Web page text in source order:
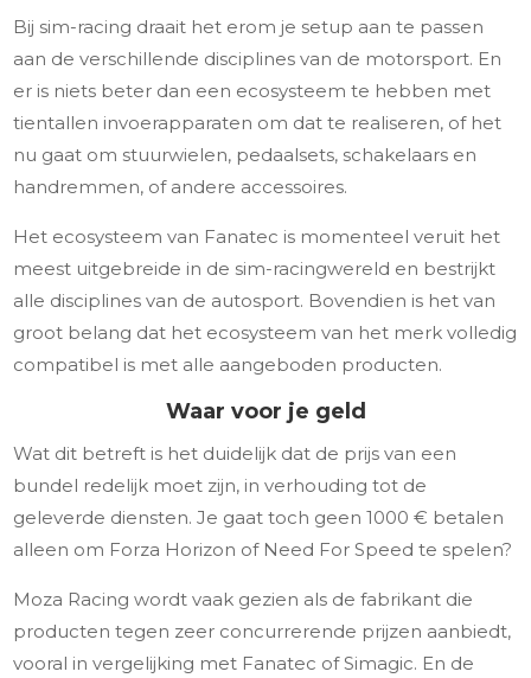
Bij sim-racing draait het erom je setup aan te passen
aan de verschillende disciplines van de motorsport. En
er is niets beter dan een ecosysteem te hebben met
tientallen invoerapparaten om dat te realiseren, of het
nu gaat om stuurwielen, pedaalsets, schakelaars en
handremmen, of andere accessoires.
Het ecosysteem van Fanatec is momenteel veruit het
meest uitgebreide in de sim-racingwereld en bestrijkt
alle disciplines van de autosport. Bovendien is het van
groot belang dat het ecosysteem van het merk volledig
compatibel is met alle aangeboden producten.
Waar voor je geld
Wat dit betreft is het duidelijk dat de prijs van een
bundel redelijk moet zijn, in verhouding tot de
geleverde diensten. Je gaat toch geen 1000 € betalen
alleen om Forza Horizon of Need For Speed te spelen?
Moza Racing wordt vaak gezien als de fabrikant die
producten tegen zeer concurrerende prijzen aanbiedt,
vooral in vergelijking met Fanatec of Simagic. En de